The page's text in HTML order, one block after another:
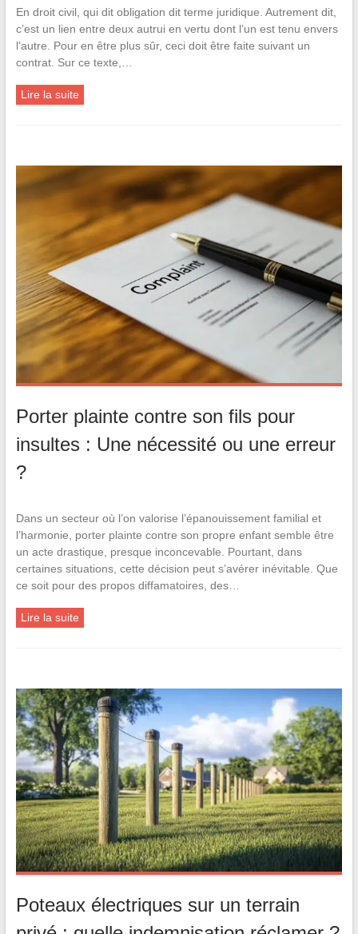
En droit civil, qui dit obligation dit terme juridique. Autrement dit,
c’est un lien entre deux autrui en vertu dont l’un est tenu envers
l’autre. Pour en être plus sûr, ceci doit être faite suivant un
contrat. Sur ce texte,…
Lire la suite
Porter plainte contre son fils pour
insultes : Une nécessité ou une erreur
?
Dans un secteur où l’on valorise l’épanouissement familial et
l’harmonie, porter plainte contre son propre enfant semble être
un acte drastique, presque inconcevable. Pourtant, dans
certaines situations, cette décision peut s’avérer inévitable. Que
ce soit pour des propos diffamatoires, des…
Lire la suite
Poteaux électriques sur un terrain